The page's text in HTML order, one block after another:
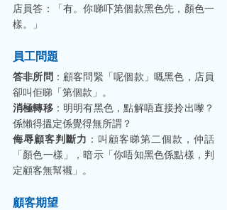
店員答：「有。你睇吓第個款黑色先，顏色一
樣。」
員工問題
答非所問 ：顧客問緊「呢個款」嘅黑色，店員
卻叫佢睇「第個款」。
消極轉移：明明有黑色，點解唔直接拎出嚟？
係懶得搵定係覺得無所謂？
侮辱顧客判斷力 ：叫顧客睇第二個款，仲話
「顏色一樣」，暗示「你唔知黑色係點樣，判
定顧客無幫襯」。
顧客期望